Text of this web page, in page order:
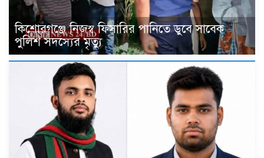
কিশোরগঞ্জে নিজস্ব ফিসারির পানিতে ডুবে সাবেক
পুলিশ সদস্যের মৃত্যু